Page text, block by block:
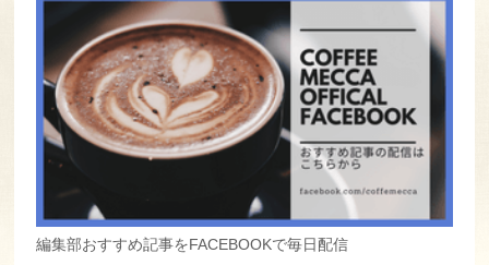
編集部おすすめ記事をFACEBOOKで毎日配信